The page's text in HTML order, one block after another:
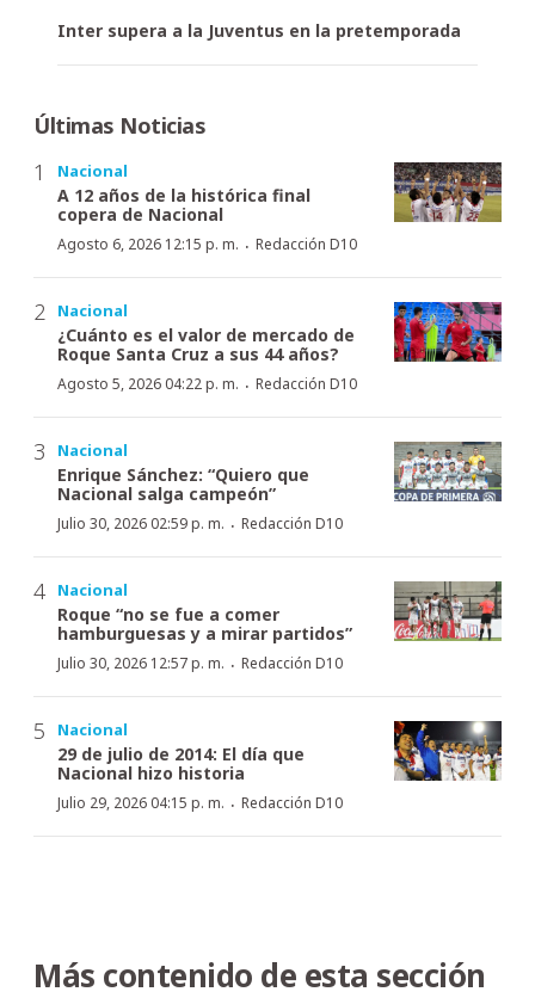
Inter supera a la Juventus en la pretemporada
Últimas Noticias
Nacional
A 12 años de la histórica final
copera de Nacional
Agosto 6, 2026 12:15 p. m. · Redacción D10
Nacional
¿Cuánto es el valor de mercado de
Roque Santa Cruz a sus 44 años?
Agosto 5, 2026 04:22 p. m. · Redacción D10
Nacional
Enrique Sánchez: “Quiero que
Nacional salga campeón”
Julio 30, 2026 02:59 p. m. · Redacción D10
Nacional
Roque “no se fue a comer
hamburguesas y a mirar partidos”
Julio 30, 2026 12:57 p. m. · Redacción D10
Nacional
29 de julio de 2014: El día que
Nacional hizo historia
Julio 29, 2026 04:15 p. m. · Redacción D10
Más contenido de esta sección